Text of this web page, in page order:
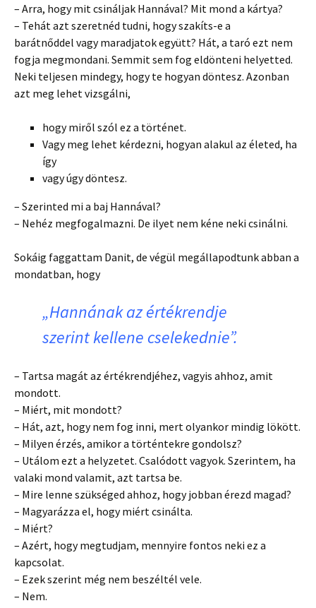
– Arra, hogy mit csináljak Hannával? Mit mond a kártya?
– Tehát azt szeretnéd tudni, hogy szakíts-e a
barátnőddel vagy maradjatok együtt? Hát, a taró ezt nem
fogja megmondani. Semmit sem fog eldönteni helyetted.
Neki teljesen mindegy, hogy te hogyan döntesz. Azonban
azt meg lehet vizsgálni,
hogy miről szól ez a történet.
Vagy meg lehet kérdezni, hogyan alakul az életed, ha
így
vagy úgy döntesz.
– Szerinted mi a baj Hannával?
– Nehéz megfogalmazni. De ilyet nem kéne neki csinálni.
Sokáig faggattam Danit, de végül megállapodtunk abban a
mondatban, hogy
„Hannának az értékrendje
szerint kellene cselekednie”.
– Tartsa magát az értékrendjéhez, vagyis ahhoz, amit
mondott.
– Miért, mit mondott?
– Hát, azt, hogy nem fog inni, mert olyankor mindig lökött.
– Milyen érzés, amikor a történtekre gondolsz?
– Utálom ezt a helyzetet. Csalódott vagyok. Szerintem, ha
valaki mond valamit, azt tartsa be.
– Mire lenne szükséged ahhoz, hogy jobban érezd magad?
– Magyarázza el, hogy miért csinálta.
– Miért?
– Azért, hogy megtudjam, mennyire fontos neki ez a
kapcsolat.
– Ezek szerint még nem beszéltél vele.
– Nem.